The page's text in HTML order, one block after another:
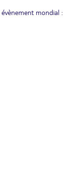
mondial :